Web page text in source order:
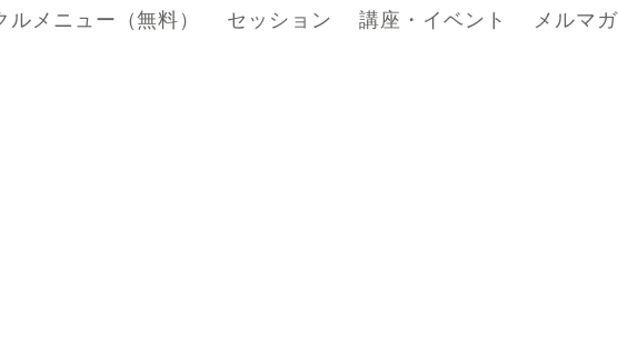
ルメニュー（無料） セッション 講座・イベント メルマガ